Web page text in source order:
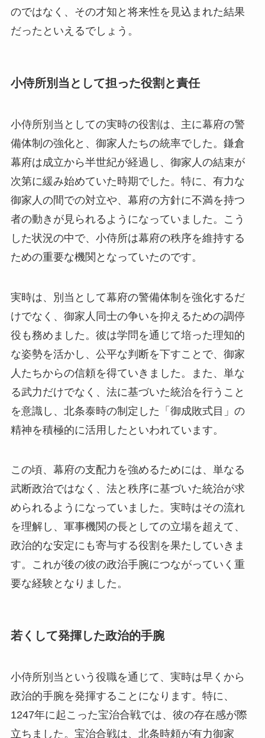
のではなく、その才知と将来性を見込まれた結果
だったといえるでしょう。
小侍所別当として担った役割と責任
小侍所別当としての実時の役割は、主に幕府の警
備体制の強化と、御家人たちの統率でした。鎌倉
幕府は成立から半世紀が経過し、御家人の結束が
次第に緩み始めていた時期でした。特に、有力な
御家人の間での対立や、幕府の方針に不満を持つ
者の動きが見られるようになっていました。こう
した状況の中で、小侍所は幕府の秩序を維持する
ための重要な機関となっていたのです。
実時は、別当として幕府の警備体制を強化するだ
けでなく、御家人同士の争いを抑えるための調停
役も務めました。彼は学問を通じて培った理知的
な姿勢を活かし、公平な判断を下すことで、御家
人たちからの信頼を得ていきました。また、単な
る武力だけでなく、法に基づいた統治を行うこと
を意識し、北条泰時の制定した「御成敗式目」の
精神を積極的に活用したといわれています。
この頃、幕府の支配力を強めるためには、単なる
武断政治ではなく、法と秩序に基づいた統治が求
められるようになっていました。実時はその流れ
を理解し、軍事機関の長としての立場を超えて、
政治的な安定にも寄与する役割を果たしていきま
す。これが後の彼の政治手腕につながっていく重
要な経験となりました。
若くして発揮した政治的手腕
小侍所別当という役職を通じて、実時は早くから
政治的手腕を発揮することになります。特に、
1247年に起こった宝治合戦では、彼の存在感が際
立ちました。宝治合戦は、北条時頼が有力御家